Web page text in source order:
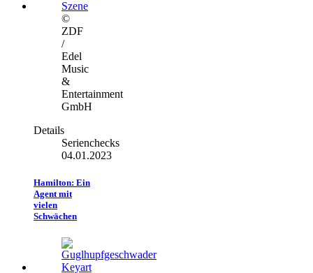
©
ZDF
/
Edel
Music
&
Entertainment
GmbH
Details
Serienchecks
04.01.2023
Hamilton: Ein
Agent mit
vielen
Schwächen